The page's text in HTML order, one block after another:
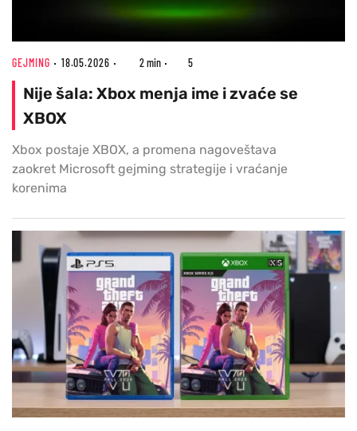
GEJMING 18.05.2026 2 min 5
Nije šala: Xbox menja ime i zvaće se
XBOX
Xbox postaje XBOX, a promena nagoveštava
zaokret Microsoft gejming strategije i vraćanje
korenima